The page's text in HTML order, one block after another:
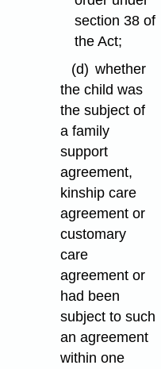
section 38 of
the Act;
(d) whether
the child was
the subject of
a family
support
agreement,
kinship care
agreement or
customary
care
agreement or
had been
subject to such
an agreement
within one